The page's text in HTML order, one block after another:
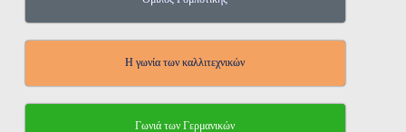
Η γωνία των καλλιτεχνικών
Γωνιά των Γερμανικών